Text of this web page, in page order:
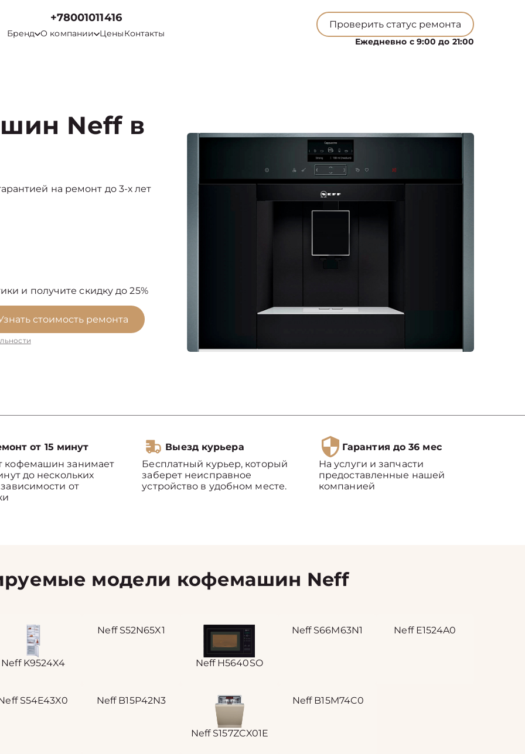
+78001011416
Бренд О компании ЦеныКонтакты
Проверить статус ремонта
Ежедневно с 9:00 до 21:00
Neff в
на ремонт до 3-х лет
и получите скидку до 25%
стоимость ремонта
от 15 минут
кофемашин занимает
до нескольких
от
Выезд курьера
Бесплатный курьер, который
заберет неисправное
устройство в удобном месте.
Гарантия до 36 мес
На услуги и запчасти
предоставленные нашей
компанией
модели кофемашин Neff
Neff K9524X4
Neff S52N65X1
Neff H5640SO
Neff S66M63N1 Neff E1524A0
S54E43X0 Neff B15P42N3
Neff S157ZCX01E
Neff B15M74C0